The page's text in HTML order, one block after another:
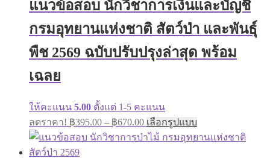
options
be
chosen
on
the
แนวข้อสอบ นักวิชาการเงินและบัญชี
กรมอุทยานแห่งชาติ สัตว์ป่า และพันธุ์
พืช 2569 ฉบับปรับปรุงล่าสุด พร้อม
เฉลย
ให้คะแนน 5.00 ตั้งแต่ 1-5 คะแนน
ลดราคา! ฿395.00 – ฿670.00Price
range:
฿395.00
เลือกรูปแบบ
product
has